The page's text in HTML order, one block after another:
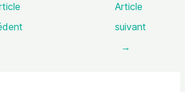
Article
suivant
→